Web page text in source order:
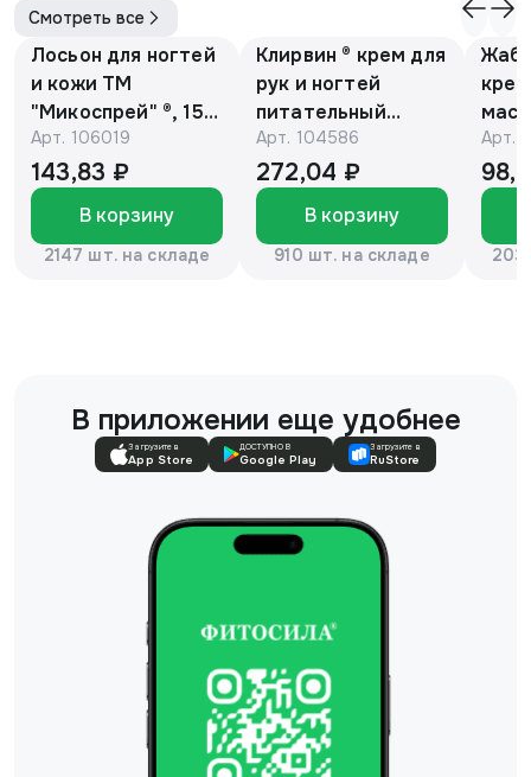
Смотреть все
Лосьон для ногтей
и кожи ТМ
"Микоспрей" ®, 15
мл
Арт. 106019
143,83 ₽
В корзину
2147 шт. на складе
Клирвин ® крем для
рук и ногтей
питательный
против
гиперпигментации
для осветления
кожи 75 г
Арт. 104586
272,04 ₽
В корзину
910 шт. на складе
Арт.
В приложении еще удобнее
Загрузите в
App Store
ДОСТУПНО В
Google Play
Загрузите в
RuStore